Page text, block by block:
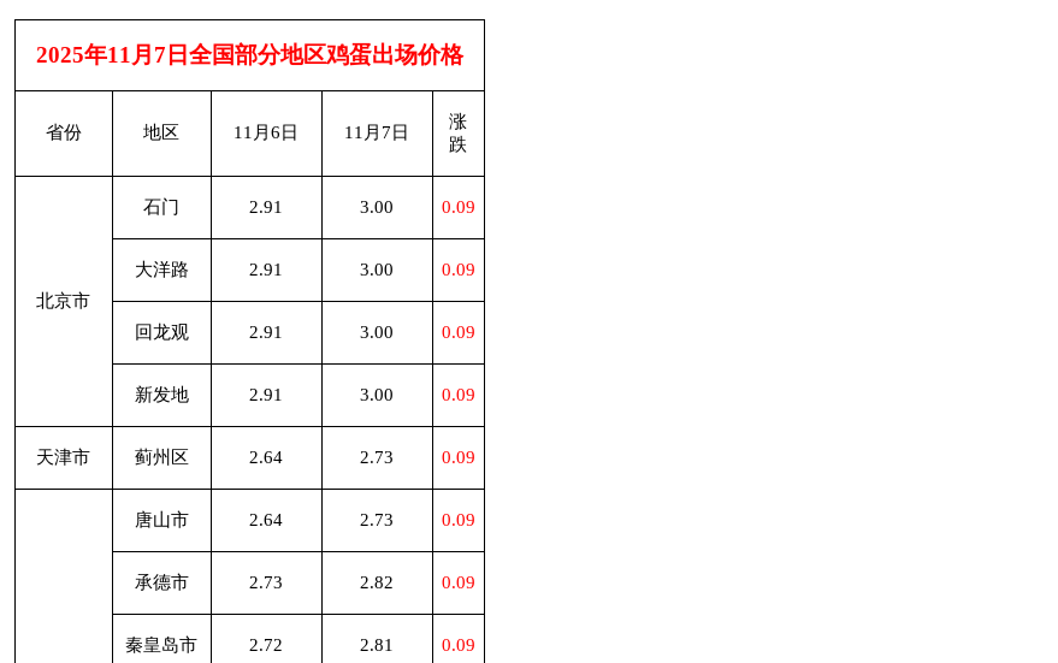
2025年11月7日全国部分地区鸡蛋出场价格
省份 地区 11 月6日 11 月7日
涨
跌
北京市
石门 2.91 3.00 0.09
大洋路 2.91 3.00 0.09
回龙观 2.91 3.00 0.09
新发地 2.91 3.00 0.09
天津市 蓟州区 2.64 2.73 0.09
唐山市 2.64 2.73 0.09
承德市 2.73 2.82 0.09
秦皇岛市 2.72 2.81 0.09